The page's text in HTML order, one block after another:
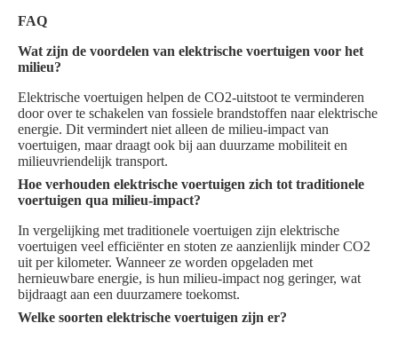
FAQ
Wat zijn de voordelen van elektrische voertuigen voor het
milieu?
Elektrische voertuigen helpen de CO2-uitstoot te verminderen
door over te schakelen van fossiele brandstoffen naar elektrische
energie. Dit vermindert niet alleen de milieu-impact van
voertuigen, maar draagt ook bij aan duurzame mobiliteit en
milieuvriendelijk transport.
Hoe verhouden elektrische voertuigen zich tot traditionele
voertuigen qua milieu-impact?
In vergelijking met traditionele voertuigen zijn elektrische
voertuigen veel efficiënter en stoten ze aanzienlijk minder CO2
uit per kilometer. Wanneer ze worden opgeladen met
hernieuwbare energie, is hun milieu-impact nog geringer, wat
bijdraagt aan een duurzamere toekomst.
Welke soorten elektrische voertuigen zijn er?